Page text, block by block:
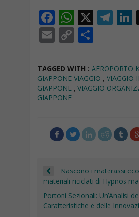
F
ac
e
b
o
o
W
h
at
s
A
p
X T
gr
a
m
E
ai
l
C
p
y
Li
k
C
n
di
vi
TAGGED WITH : AEROPORTO
GIAPPONE VIAGGIO , VIAGGIO
GIAPPONE, VIAGGIO
GIAPPONE
Nascono i materassi
materiali riciclati di Hypnos
Portoni Sezionali: Un’Analisi
Caratteristiche e delle